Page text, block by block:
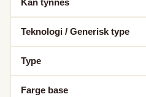
Kan tynnes
Teknologi / Generisk type
Type
Farge base